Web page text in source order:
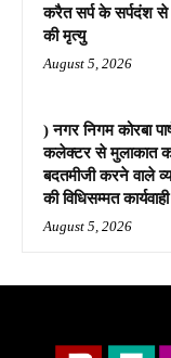
करैत सर्प के सर्पदंश
की मृत्यु
August 5, 2026
) नगर निगम कोरबा
कलेक्टर से मुलाकात
बदतमीजी करने वाले
की विधिसम्मत
August 5, 2026